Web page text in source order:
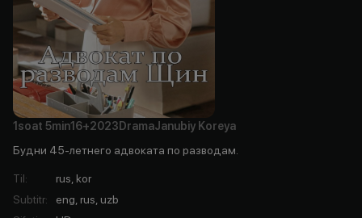
1soat 5min16+2023 DramaJanubiy Koreya
Будни 45-летнего адвоката по разводам.
Til:
rus, kor
Subtitr:
eng, rus, uzb